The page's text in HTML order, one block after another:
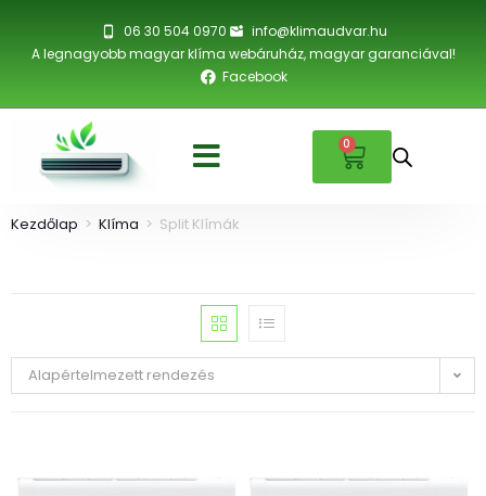
06 30 504 0970
info@klimaudvar.hu
A legnagyobb magyar klíma webáruház, magyar garanciával!
Facebook
0
Kezdőlap > Klíma > Split Klímák
Alapértelmezett rendezés